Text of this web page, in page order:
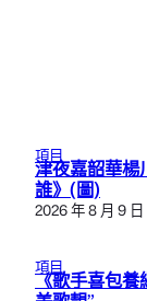
項目
津夜嘉韶華楊
誰》(圖)
2026 年 8 月 9 日
項目
《歌手喜包養